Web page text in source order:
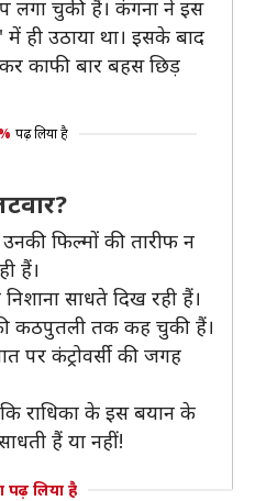
लगा चुकी हैं। कंगना ने इस
ही उठाया था। इसके बाद
काफी बार बहस छिड़
पढ़ लिया है
फिल्मों की तारीफ न
हैं।
साधते दिख रही हैं।
कठपुतली तक कह चुकी हैं।
पर कंट्रोवर्सी की जगह
राधिका के इस बयान के
हैं या नहीं!
लिया है